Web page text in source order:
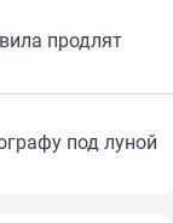
продлят
под луной